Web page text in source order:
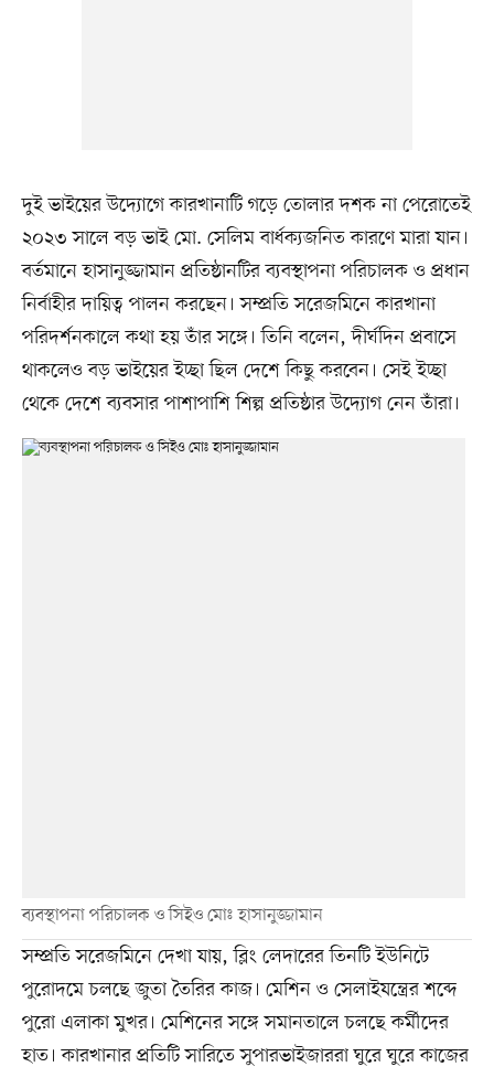
দুই ভাইয়ের উদ্যোগে কারখানাটি গড়ে তোলার দশক না পেরোতেই
২০২৩ সালে বড় ভাই মো. সেলিম বার্ধক্যজনিত কারণে মারা যান।
বর্তমানে হাসানুজ্জামান প্রতিষ্ঠানটির ব্যবস্থাপনা পরিচালক ও প্রধান
নির্বাহীর দায়িত্ব পালন করছেন। সম্প্রতি সরেজমিনে কারখানা
পরিদর্শনকালে কথা হয় তাঁর সঙ্গে। তিনি বলেন, দীর্ঘদিন প্রবাসে
থাকলেও বড় ভাইয়ের ইচ্ছা ছিল দেশে কিছু করবেন। সেই ইচ্ছা
থেকে দেশে ব্যবসার পাশাপাশি শিল্প প্রতিষ্ঠার উদ্যোগ নেন তাঁরা।
ব্যবস্থাপনা পরিচালক ও সিইও মোঃ হাসানুজ্জামান
সম্প্রতি সরেজমিনে দেখা যায়, ব্লিং লেদারের তিনটি ইউনিটে
পুরোদমে চলছে জুতা তৈরির কাজ। মেশিন ও সেলাইযন্ত্রের শব্দে
পুরো এলাকা মুখর। মেশিনের সঙ্গে সমানতালে চলছে কর্মীদের
হাত। কারখানার প্রতিটি সারিতে সুপারভাইজাররা ঘুরে ঘুরে কাজের